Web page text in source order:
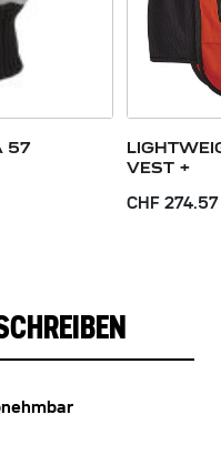
57
VEST +
CHF 274.57